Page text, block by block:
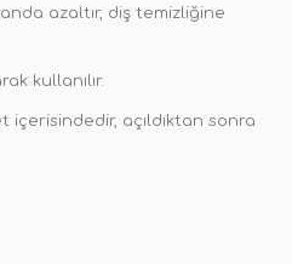
azaltır, diş temizliğine
kullanılır.
içerisindedir, açıldıktan sonra